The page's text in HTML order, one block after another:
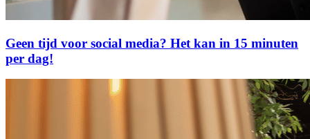
Geen tijd voor social media? Het kan in 15 minuten
per dag!